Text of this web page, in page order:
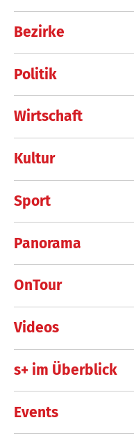
Bezirke
Politik
Wirtschaft
Kultur
Sport
Panorama
OnTour
Videos
s+ im Überblick
Events